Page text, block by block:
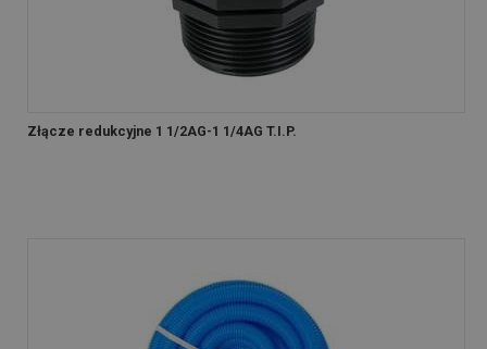
Złącze redukcyjne 1 1/2AG-1 1/4AG T.I.P.